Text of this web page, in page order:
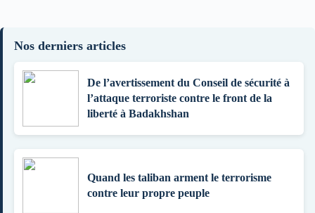
Nos derniers articles
De l’avertissement du Conseil de sécurité à
l’attaque terroriste contre le front de la
liberté à Badakhshan
Quand les taliban arment le terrorisme
contre leur propre peuple